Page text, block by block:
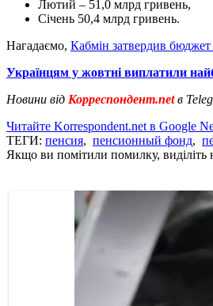
Лютий – 51,0 млрд гривень,
Січень 50,4 млрд гривень.
Нагадаємо, Кабмін затвердив
Українцям у жовтні виплатили
Новини від Корреспондент.netв
Читайте Korrespondent.net в Google
ТЕГИ: пенсия, пенсионный фонд,
Якщо ви помітили помилку, виділіть